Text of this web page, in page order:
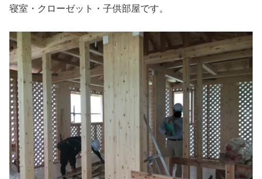
寝室・クローゼット・子供部屋です。